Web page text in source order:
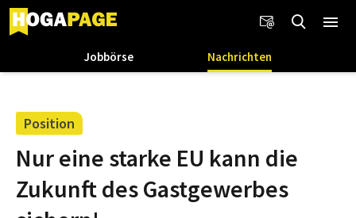
Jobbörse Nachrichten
Position
Nur eine starke EU kann die
Zukunft des Gastgewerbes